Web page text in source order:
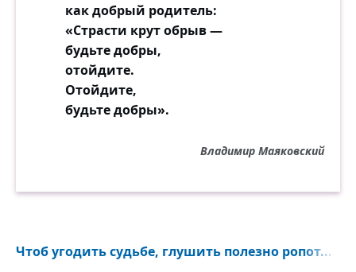
как добрый родитель:
«Страсти крут обрыв —
будьте добры,
отойдите.
Отойдите,
будьте добры».
Владимир Маяковский
Чтоб угодить судьбе, глушить полезно ропот...